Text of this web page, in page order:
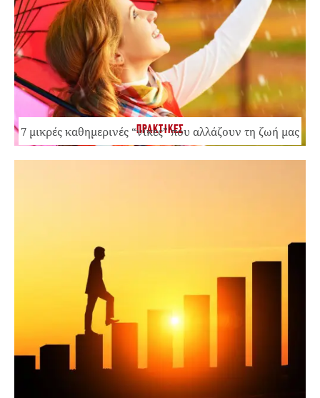
ΠΡΑΚΤΙΚΕΣ
7 μικρές καθημερινές “νίκες” που αλλάζουν τη ζωή μας